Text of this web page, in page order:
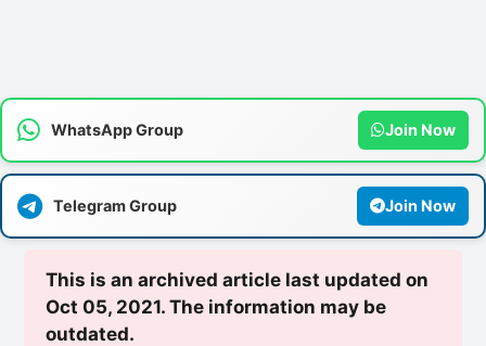
WhatsApp Group Join Now
Telegram Group Join Now
This is an archived article last updated on
Oct 05, 2021. The information may be
outdated.